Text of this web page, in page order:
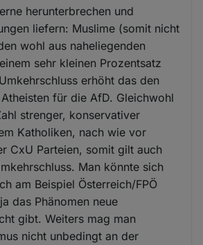
herunterbrechen und
liefern: Muslime (somit nicht
wohl aus naheliegenden
sehr kleinen Prozentsatz
erhöht das den
für die AfD. Gleichwohl
strenger, konservativer
Katholiken, nach wie vor
CxU Parteien, somit gilt auch
Man könnte sich
am Beispiel Österreich/FPÖ
das Phänomen neue
gibt. Weiters mag man
nicht unbedingt an der